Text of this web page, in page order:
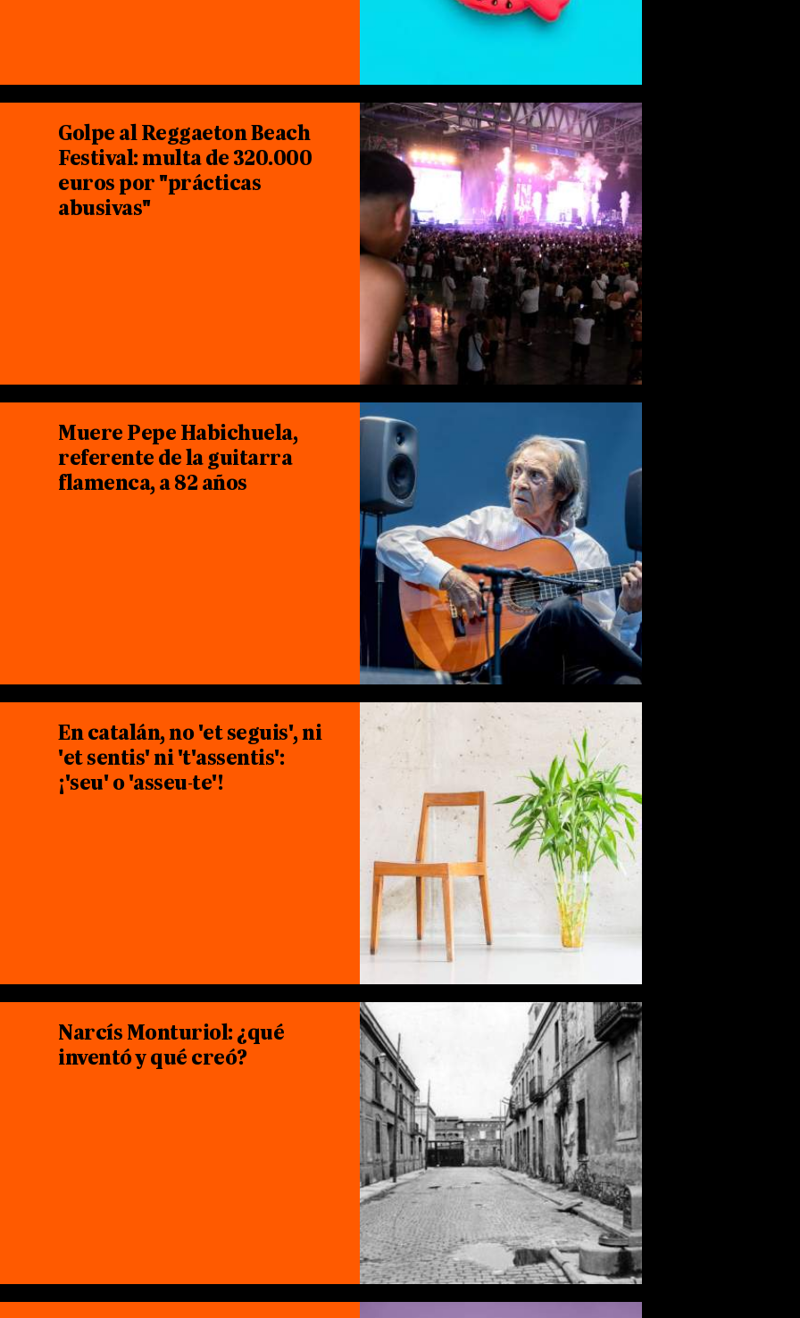
Golpe al Reggaeton Beach
Festival: multa de 320.000
euros por "prácticas
abusivas"
Muere Pepe Habichuela,
referente de la guitarra
flamenca, a 82 años
En catalán, no 'et seguis', ni
'et sentis' ni 't'assentis':
¡'seu' o 'asseu-te'!
Narcís Monturiol: ¿qué
inventó y qué creó?